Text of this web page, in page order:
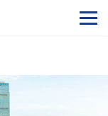
杯